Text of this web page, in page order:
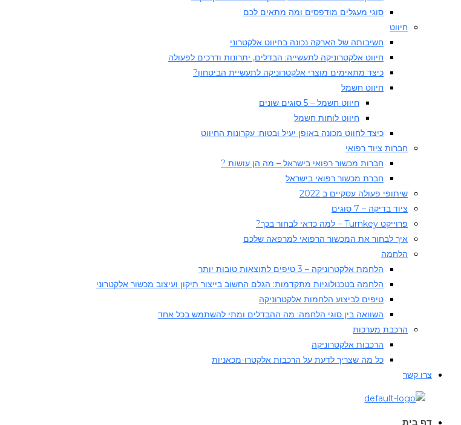
סוגי מעגלים מודפסים ומה מתאים לכם
חיווט
חשיבותה של הארקה נכונה בחיווט אלקטרוני
חיווט אלקטרוניקה לתעשייה: הבדלים, יתרונות ודרכים לפעולה
כיצד מתאימים מוצרי אלקטרוניקה לתעשיית הביטחון?
חיווט חשמל
חיווט חשמל – 5 סוגים שונים
חיווט לוחות חשמל​
כיצד לחווט מכונה באופן יעיל ובטוח: עקרונות החיווט
חברות ציוד רפואי
חברות מכשור רפואי בישראל – מה הן עושות ?
חברת מכשור רפואי בישראל
שיתופי פעולה עסקיים ב 2022
ציוד בדיקה – 7 סוגים
פרוייקט Turnkey – למה כדאי לבחור בכך?
איך לבחור את המכשור הרפואי למרפאה שלכם
הלחמה
הלחמת אלקטרוניקה – 3 טיפים לתוצאות טובות יותר
הלחמה בטכנולוגיות מתקדמות: הגלם החשוב בייצור תיקון ועיצוב מכשור אלקטרוני
טיפים לביצוע הלחמות אלקטרוניקה
השוואה בין סוגי הלחמה: מה ההבדלים ומתי להשתמש בכל אחד
הרכבת מערכות
הרכבות אלקטרוניקה
כל מה שצריך לדעת על הרכבות אלקטרו-מכאניות
צרו קשר
דף בית